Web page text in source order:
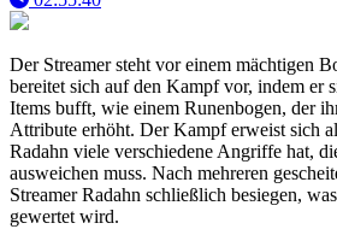
Der Streamer steht vor einem mächtigen
bereitet sich auf den Kampf vor, indem er
Items bufft, wie einem Runenbogen, der
Attribute erhöht. Der Kampf erweist sich
Radahn viele verschiedene Angriffe hat,
ausweichen muss. Nach mehreren
Streamer Radahn schließlich besiegen,
gewertet wird.